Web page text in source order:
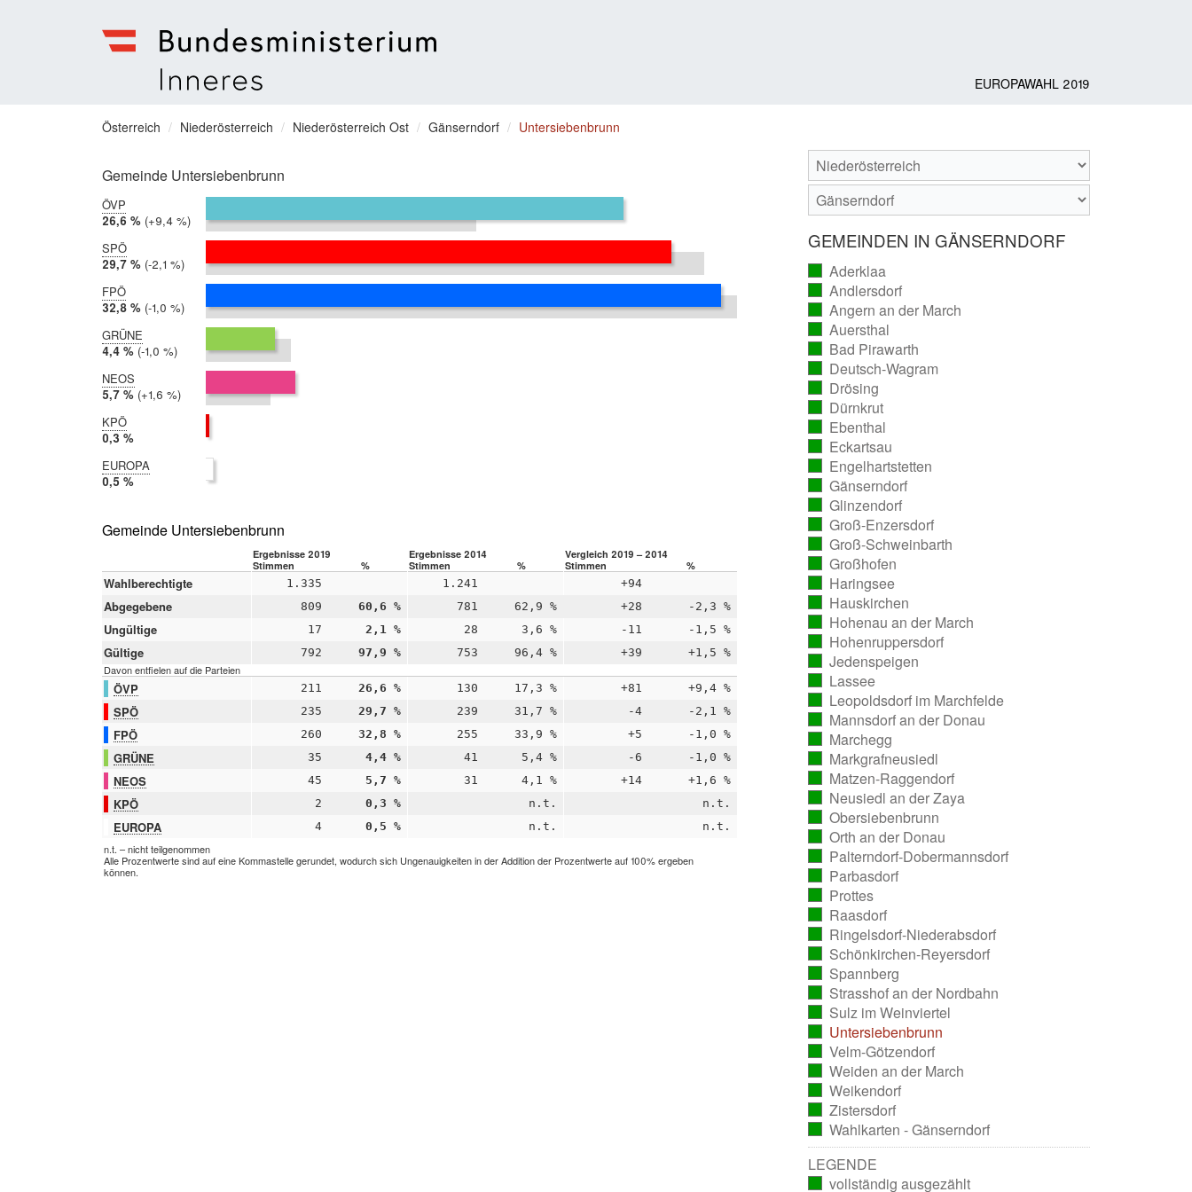
für
Inneres
EUROPAWAHL 2019
Sie
sich
hier:
Österreich Niederösterreich Niederösterreich Ost Gänserndorf Untersiebenbrunn
Gemeinde Untersiebenbrunn
ÖVP
2019:
26,6 %
2014:
17,3 %
Differenz:
+9,4 %
SPÖ
2019:
29,7 %
2014:
31,7 %
Differenz:
-2,1 %
FPÖ
2019:
32,8 %
2014:
33,9 %
Differenz:
-1,0 %
GRÜNE
2019:
4,4 %
2014:
5,4 %
Differenz:
-1,0 %
NEOS
2019:
5,7 %
2014:
4,1 %
Differenz:
+1,6 %
KPÖ
2019:
0,3 %
nicht
teilgenommen
EUROPA
2019:
0,5 %
teilgenommen
Gemeinde Untersiebenbrunn
Ergebnisse 2019 Ergebnisse 2014
Vergleich 2019 – 2014
Stimmen
% Stimmen % Stimmen %
Wahlberechtigte 1.335 1.241 +94
Abgegebene 809 60,6 % 781 62,9 % +28 -2,3 %
Ungültige 17 2,1 % 28 3,6 % -11 -1,5 %
Gültige 792 97,9 % 753 96,4 % +39 +1,5 %
Davon entfielen auf die Parteien
ÖVP 211 26,6 % 130 17,3 % +81 +9,4 %
SPÖ 235 29,7 % 239 31,7 % -4 -2,1 %
FPÖ 260 32,8 % 255 33,9 % +5 -1,0 %
GRÜNE 35 4,4 % 41 5,4 % -6 -1,0 %
NEOS 45 5,7 % 31 4,1 % +14 +1,6 %
KPÖ 2 0,3 % n.t. n.t.
EUROPA 4 0,5 % n.t. n.t.
n.t. – nicht teilgenommen
Alle Prozentwerte sind auf eine Kommastelle gerundet, wodurch sich Ungenauigkeiten in der Addition der Prozentwerte auf 100% ergeben
können.
GEMEINDEN IN GÄNSERNDORF
Aderklaa
ausgezählt)
Andlersdorf
ausgezählt)
Angern an der March
ausgezählt)
Auersthal
ausgezählt)
Bad Pirawarth
ausgezählt)
Deutsch-Wagram
ausgezählt)
Drösing
ausgezählt)
Dürnkrut
ausgezählt)
Ebenthal
ausgezählt)
Eckartsau
ausgezählt)
Engelhartstetten
ausgezählt)
Gänserndorf
ausgezählt)
Glinzendorf
ausgezählt)
Groß-Enzersdorf
ausgezählt)
Groß-Schweinbarth
ausgezählt)
Großhofen
ausgezählt)
Haringsee
ausgezählt)
Hauskirchen
ausgezählt)
Hohenau an der March(vollständig
ausgezählt)
Hohenruppersdorf
ausgezählt)
Jedenspeigen
ausgezählt)
Lassee
ausgezählt)
Leopoldsdorf im Marchfelde(vollständig
ausgezählt)
Mannsdorf an der Donau(vollständig
ausgezählt)
Marchegg
ausgezählt)
Markgrafneusiedl
ausgezählt)
Matzen-Raggendorf
ausgezählt)
Neusiedl an der Zaya
ausgezählt)
Obersiebenbrunn
ausgezählt)
Orth an der Donau
ausgezählt)
Palterndorf-Dobermannsdorf
(vollständig
ausgezählt)
Parbasdorf
ausgezählt)
Prottes
ausgezählt)
Raasdorf
ausgezählt)
Ringelsdorf-Niederabsdorf(vollständig
ausgezählt)
Schönkirchen-Reyersdorf(vollständig
ausgezählt)
Spannberg
ausgezählt)
Strasshof an der Nordbahn(vollständig
ausgezählt)
Sulz im Weinviertel
ausgezählt)
Untersiebenbrunn
ausgezählt)
Velm-Götzendorf
ausgezählt)
Weiden an der March
ausgezählt)
Weikendorf
ausgezählt)
Zistersdorf
ausgezählt)
Wahlkarten - Gänserndorf(vollständig
ausgezählt)
LEGENDE
vollständig ausgezählt